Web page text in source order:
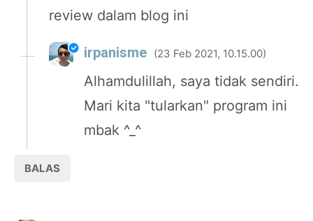
review dalam blog ini
BALAS
irpanisme 23 Feb 2021, 10.15.00
Alhamdulillah, saya tidak sendiri.
Mari kita "tularkan" program ini
mbak ^_^